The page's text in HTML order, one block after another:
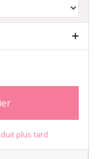
plus tard